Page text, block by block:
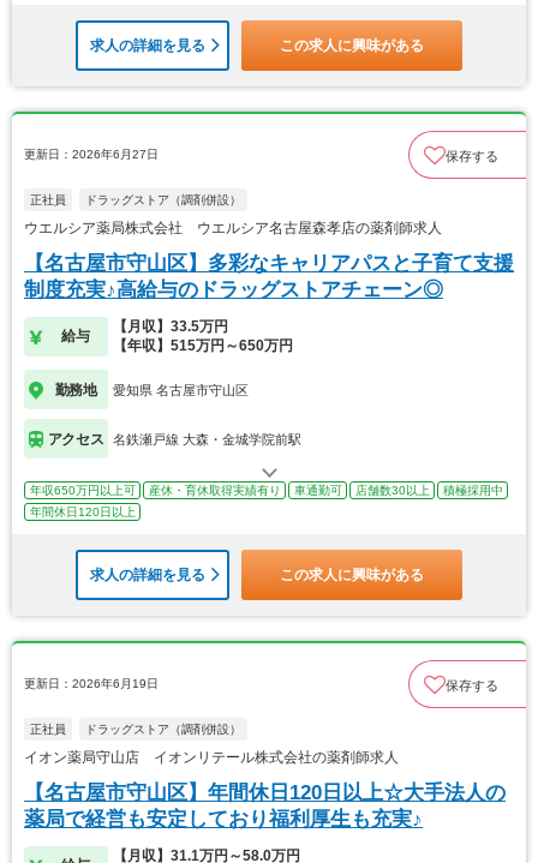
求人の詳細を見る この求人に興味がある
更新日：2026年6月27日 保存する
正社員 ドラッグストア（調剤併設）
ウエルシア薬局株式会社 ウエルシア名古屋森孝店の薬剤師求人
【名古屋市守山区】多彩なキャリアパスと子育て支援
制度充実♪高給与のドラッグストアチェーン◎
給与
【月収】33.5万円
【年収】515万円～650万円
勤務地 愛知県 名古屋市守山区
アクセス 名鉄瀬戸線 大森・金城学院前駅
年収650万円以上可 産休・育休取得実績有り 車通勤可 店舗数30以上
積極採用中
年間休日120日以上
求人の詳細を見る この求人に興味がある
更新日：2026年6月19日 保存する
正社員 ドラッグストア（調剤併設）
イオン薬局守山店 イオンリテール株式会社の薬剤師求人
【名古屋市守山区】年間休日120日以上☆大手法人の
薬局で経営も安定しており福利厚生も充実♪
【月収】31.1万円～58.0万円